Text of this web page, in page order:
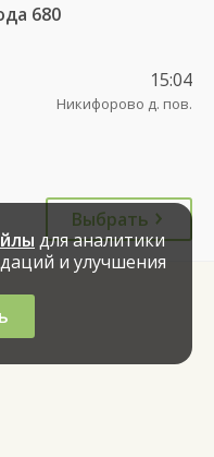
680
15:04
Никифорово д. пов.
Выбрать
для аналитики
и улучшения